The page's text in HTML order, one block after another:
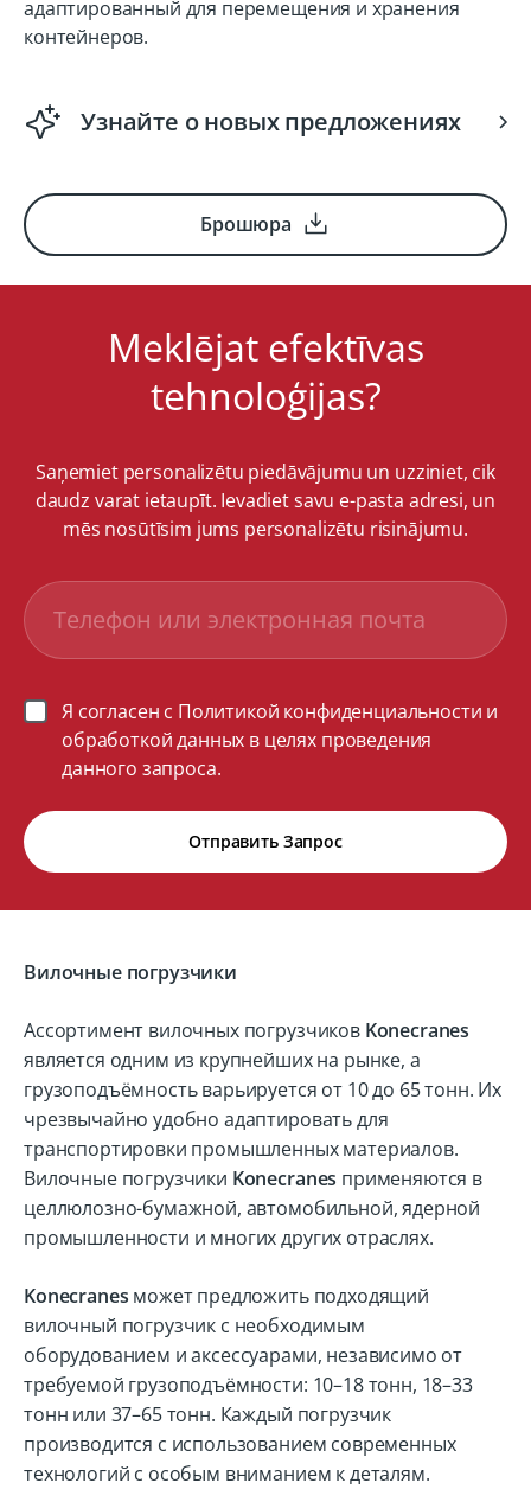
адаптированный для перемещения и хранения
контейнеров.
Узнайте о новых предложениях
Брошюра
Meklējat efektīvas
tehnoloģijas?
Saņemiet personalizētu piedāvājumu un uzziniet, cik
daudz varat ietaupīt. Ievadiet savu e-pasta adresi, un
mēs nosūtīsim jums personalizētu risinājumu.
Я согласен с Политикой конфиденциальности и
обработкой данных в целях проведения
данного запроса.
Отправить Запрос
Вилочные погрузчики
Ассортимент вилочных погрузчиков Konecranes
является одним из крупнейших на рынке, а
грузоподъёмность варьируется от 10 до 65 тонн. Их
чрезвычайно удобно адаптировать для
транспортировки промышленных материалов.
Вилочные погрузчики Konecranes применяются в
целлюлозно-бумажной, автомобильной, ядерной
промышленности и многих других отраслях.
Konecranes может предложить подходящий
вилочный погрузчик с необходимым
оборудованием и аксессуарами, независимо от
требуемой грузоподъёмности: 10–18 тонн, 18–33
тонн или 37–65 тонн. Каждый погрузчик
производится с использованием современных
технологий с особым вниманием к деталям.